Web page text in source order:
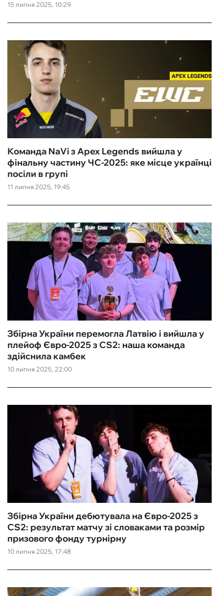
15 липня 2025, 10:29
11 липня 2025, 19:45
Команда NaVi з Apex Legends вийшла у
фінальну частину ЧС-2025: яке місце українці
посіли в групі
10 липня 2025, 22:00
Збірна України перемогла Латвію і вийшла у
плейоф Євро-2025 з CS2: наша команда
здійснила камбек
10 липня 2025, 17:48
Збірна України дебютувала на Євро-2025 з
CS2: результат матчу зі словаками та розмір
призового фонду турнірну